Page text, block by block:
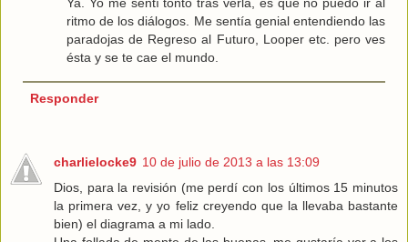
ritmo de los diálogos. Me sentía genial entendiendo las
paradojas de Regreso al Futuro, Looper etc. pero ves
ésta y se te cae el mundo.
Responder
charlielocke9 10 de julio de 2013 a las 13:09
Dios, para la revisión (me perdí con los últimos 15 minutos
la primera vez, y yo feliz creyendo que la llevaba bastante
bien) el diagrama a mi lado.